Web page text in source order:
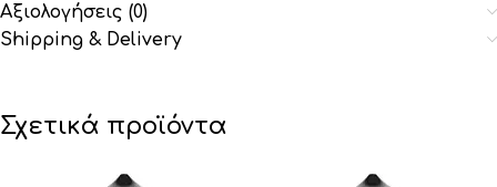
Αξιολογήσεις (0)
Shipping & Delivery
Σχετικά προϊόντα